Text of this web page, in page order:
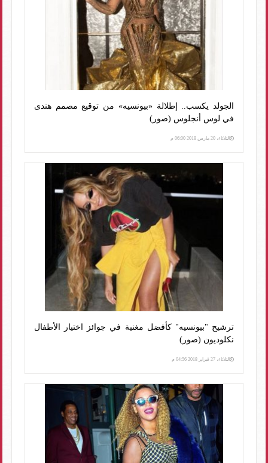
الجولد يكسب.. إطلالة «بيونسيه» من توقيع مصمم هندى
في لوس أنجلوس (صور)
الثلاثاء، 20 مارس 2018 06:00 م
ترشيح "بيونسيه" كأفضل مغنية في جوائز اختيار الأطفال
نكلوديون (صور)
الثلاثاء، 27 فبراير 2018 04:56 م